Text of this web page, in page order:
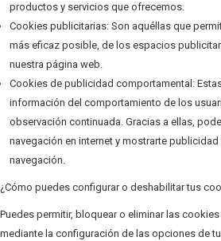
productos y servicios que ofrecemos.
Cookies publicitarias: Son aquéllas que
más eficaz posible, de los espacios
nuestra página web.
Cookies de publicidad comportamental:
información del comportamiento de los
observación continuada. Gracias a ellas,
navegación en internet y mostrarte
navegación.
¿Cómo puedes configurar o deshabilitar tus
Puedes permitir, bloquear o eliminar las
mediante la configuración de las opciones de